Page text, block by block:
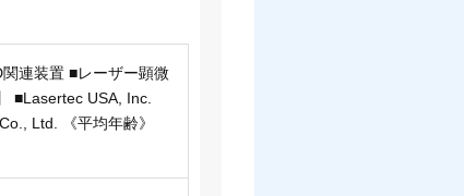
連装置 ■レーザー顕微
■Lasertec USA, Inc.
Ltd. 《平均年齢》